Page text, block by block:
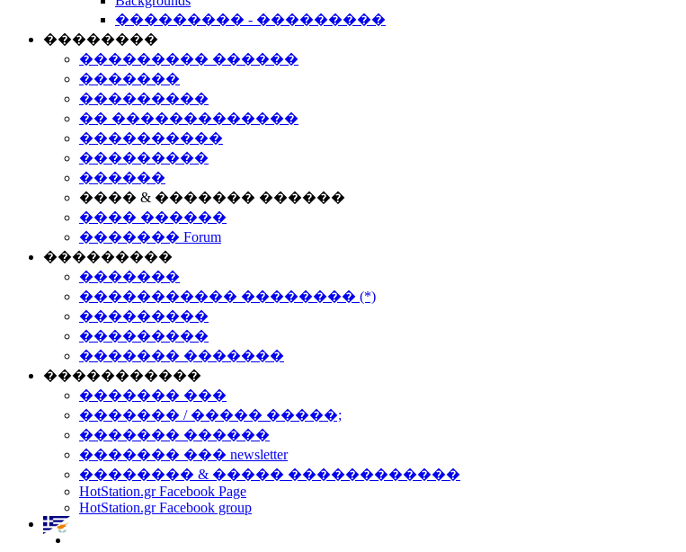
��������� - ���������
��������
��������� ������
�������
���������
�� �������������
����������
���������
������
���� & ������� ������
���� ������
������� Forum
���������
�������
����������� �������� (*)
���������
���������
������� �������
�����������
������� ���
������� / ����� �����;
������� ������
������� ��� newsletter
�������� & ����� ������������
HotStation.gr Facebook Page
HotStation.gr Facebook group